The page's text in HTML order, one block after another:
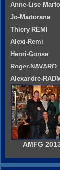
Anne-Lise
Jo-Martorana
Thiery REMI
Alexi-Remi
Henri-Gonse
Roger-NAVARO
Alexandre-
AMFG